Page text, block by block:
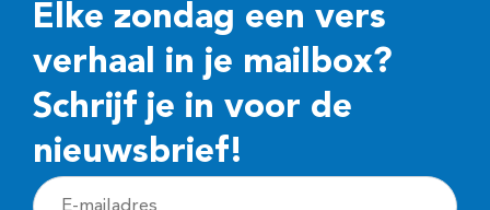
Elke zondag een vers
verhaal in je mailbox?
Schrijf je in voor de
nieuwsbrief!
E